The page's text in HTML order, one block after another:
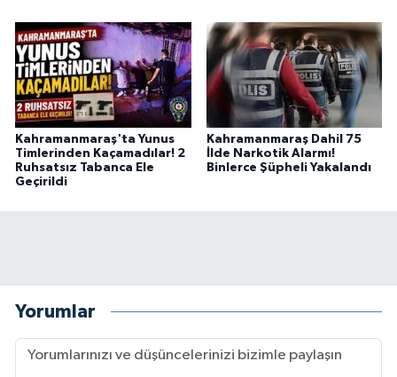
Kahramanmaraş'ta Yunus
Timlerinden Kaçamadılar! 2
Ruhsatsız Tabanca Ele
Geçirildi
Kahramanmaraş Dahil 75
İlde Narkotik Alarmı!
Binlerce Şüpheli Yakalandı
Yorumlar